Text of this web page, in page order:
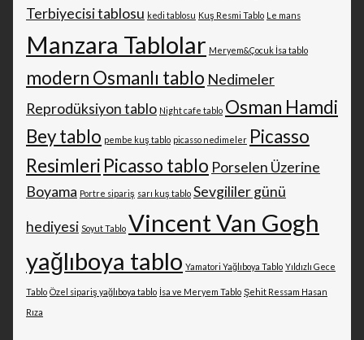
Terbiyecisi tablosu kedi tablosu Kuş Resmi Tablo Le mans
Manzara Tablolar Meryem&Çocuk İsa tablo
modern Osmanlı tablo Nedimeler
Reprodüksiyon tablo Night cafe tablo Osman Hamdi
Bey tablo pembe kuş tablo picasso nedimeler Picasso
Resimleri Picasso tablo Porselen Üzerine
Boyama Portre sipariş sarı kuş tablo Sevgililer günü
hediyesi Soyut Tablo Vincent Van Gogh
yağlıboya tablo Yamatori Yağlıboya Tablo Yıldızlı Gece
Tablo Özel sipariş yağlıboya tablo İsa ve Meryem Tablo Şehit Ressam Hasan
Rıza